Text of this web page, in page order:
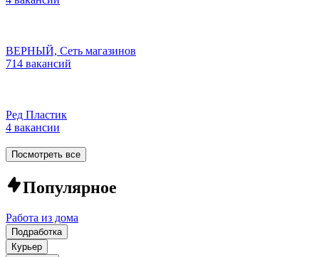
ВЕРНЫЙ, Сеть магазинов
714 вакансий
Ред Пластик
4 вакансии
Посмотреть все
Популярное
Работа из дома
Подработка
Курьер